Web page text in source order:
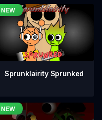
Sprunklairity Sprunked